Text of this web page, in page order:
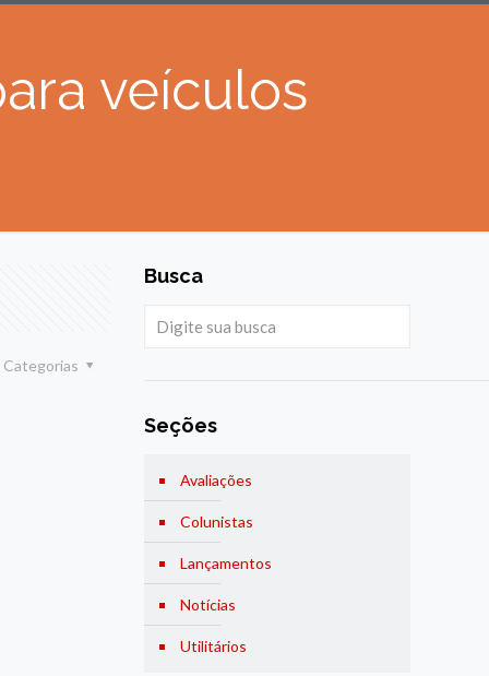
veículos
Categorias
Busca
Seções
Avaliações
Colunistas
Lançamentos
Notícias
Utilitários